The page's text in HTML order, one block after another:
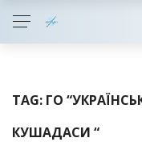
TAG: ГО
КУШАДАСИ “